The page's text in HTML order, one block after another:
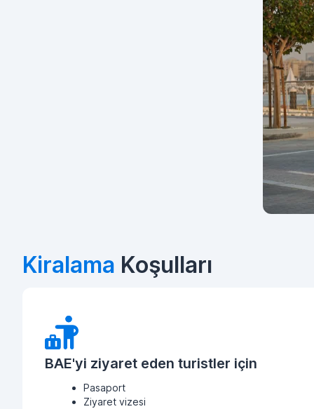
Kiralama Koşulları
BAE'yi ziyaret eden turistler için
Pasaport
Ziyaret vizesi